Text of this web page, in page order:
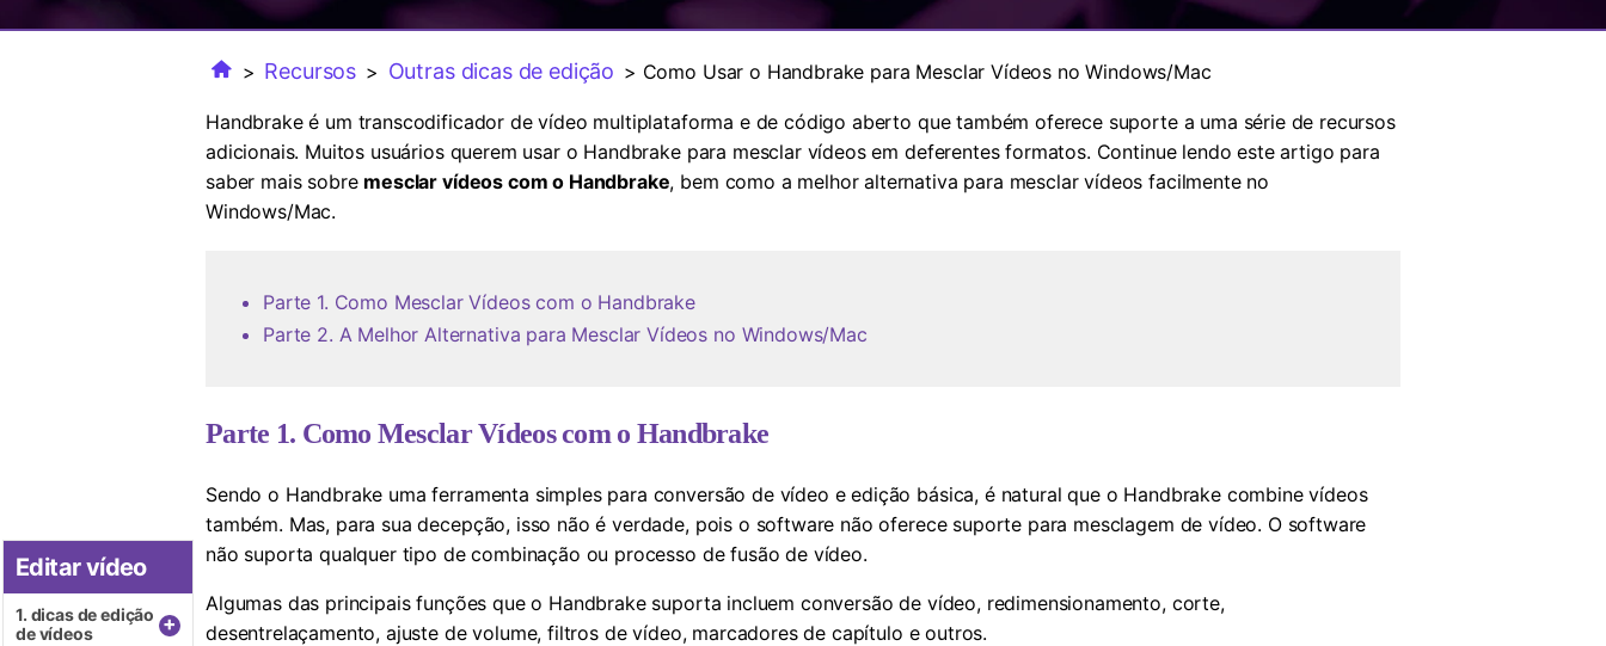
MAIS SOLUÇÕES
> Recursos > Outras dicas de edição > Como Usar o Handbrake para Mesclar Vídeos no Windows/Mac
Editar vídeo
1. dicas de edição
de vídeos
+
Handbrake é um transcodificador de vídeo multiplataforma e de código aberto que também oferece suporte a uma série de recursos
adicionais. Muitos usuários querem usar o Handbrake para mesclar vídeos em deferentes formatos. Continue lendo este artigo para
saber mais sobre mesclar vídeos com o Handbrake, bem como a melhor alternativa para mesclar vídeos facilmente no
Windows/Mac.
Parte 1. Como Mesclar Vídeos com o Handbrake
Parte 2. A Melhor Alternativa para Mesclar Vídeos no Windows/Mac
Parte 1. Como Mesclar Vídeos com o Handbrake
Sendo o Handbrake uma ferramenta simples para conversão de vídeo e edição básica, é natural que o Handbrake combine vídeos
também. Mas, para sua decepção, isso não é verdade, pois o software não oferece suporte para mesclagem de vídeo. O software
não suporta qualquer tipo de combinação ou processo de fusão de vídeo.
Algumas das principais funções que o Handbrake suporta incluem conversão de vídeo, redimensionamento, corte,
desentrelaçamento, ajuste de volume, filtros de vídeo, marcadores de capítulo e outros.